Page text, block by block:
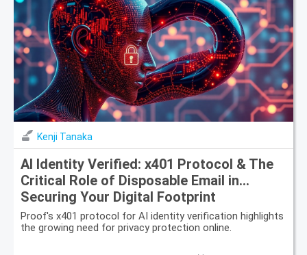
Kenji Tanaka
AI Identity Verified: x401 Protocol & The
Critical Role of Disposable Email in
Securing Your Digital Footprint
Proof's x401 protocol for AI identity verification highlights
the growing need for privacy protection online.